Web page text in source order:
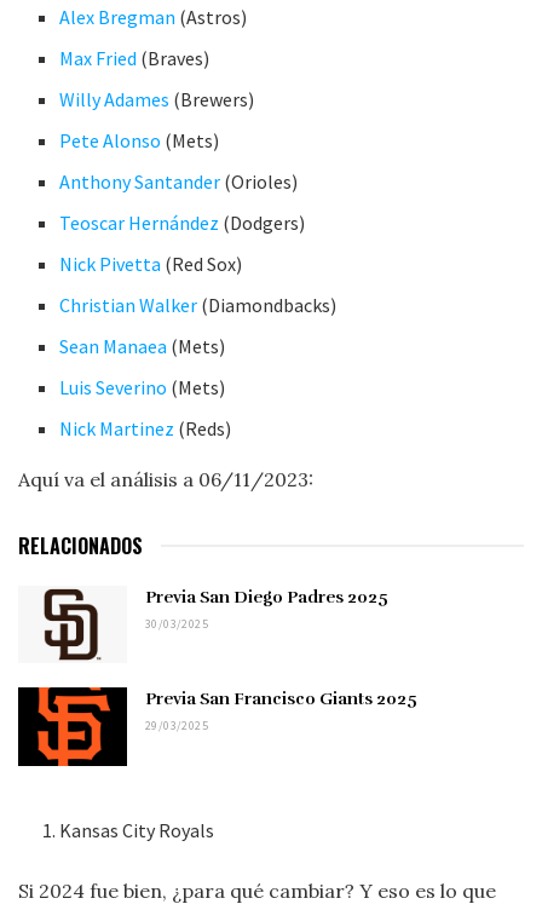
Alex Bregman (Astros)
Max Fried (Braves)
Willy Adames (Brewers)
Pete Alonso (Mets)
Anthony Santander (Orioles)
Teoscar Hernández (Dodgers)
Nick Pivetta (Red Sox)
Christian Walker (Diamondbacks)
Sean Manaea (Mets)
Luis Severino (Mets)
Nick Martinez (Reds)
Aquí va el análisis a 06/11/2023:
RELACIONADOS
Previa San Diego Padres 2025
30/03/2025
Previa San Francisco Giants 2025
29/03/2025
Kansas City Royals
Si 2024 fue bien, ¿para qué cambiar? Y eso es lo que